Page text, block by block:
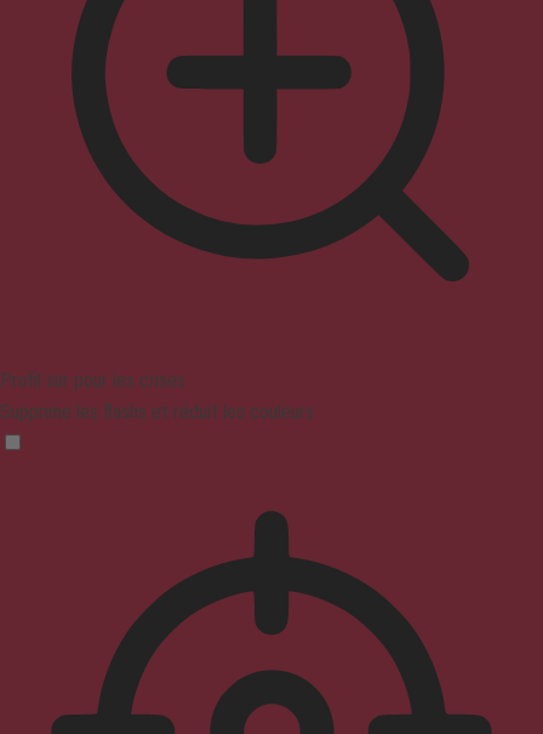
Profil sûr pour les crises
Supprime les flashs et réduit les couleurs